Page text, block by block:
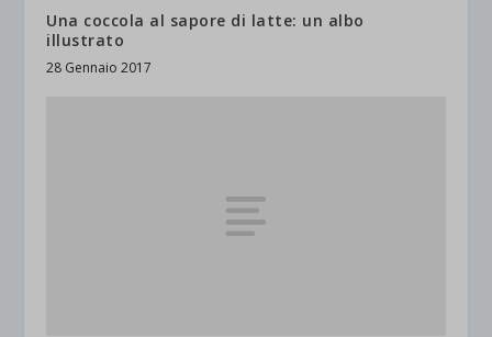
Una coccola al sapore di latte: un albo
illustrato
28 Gennaio 2017